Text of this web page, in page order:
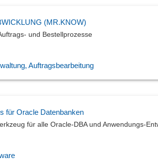
(MR.KNOW)
und Bestellprozesse
Auftragsbearbeitung
für Oracle Datenbanken
für alle Oracle-DBA und Anwendungs-